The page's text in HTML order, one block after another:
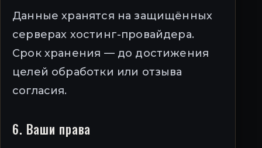
Данные хранятся на защищённых
серверах хостинг-провайдера.
Срок хранения — до достижения
целей обработки или отзыва
согласия.
6. Ваши права